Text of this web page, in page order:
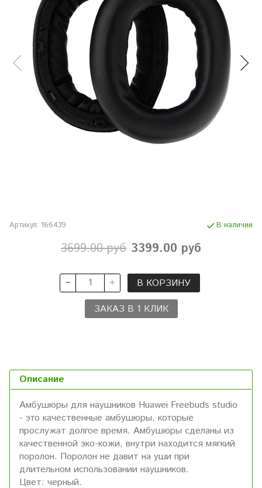
Артикул: 166439 В наличии
3699.00 руб 3399.00 руб
В КОРЗИНУ
ЗАКАЗ В 1 КЛИК
Описание
Амбушюры для наушников Huawei Freebuds studio
- это качественные амбушюры, которые
прослужат долгое время. Амбушюры сделаны из
качественной эко-кожи, внутри находится мягкий
поролон. Поролон не давит на уши при
длительном использовании наушников.
Цвет: черный.